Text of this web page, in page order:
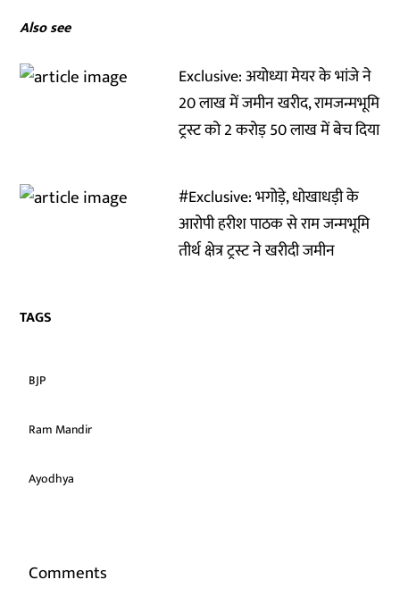
Also see
Exclusive: अयोध्या मेयर के भांजे ने
20 लाख में जमीन खरीद, रामजन्मभूमि
ट्रस्ट को 2 करोड़ 50 लाख में बेच दिया
#Exclusive: भगोड़े, धोखाधड़ी के
आरोपी हरीश पाठक से राम जन्मभूमि
तीर्थ क्षेत्र ट्रस्ट ने खरीदी जमीन
TAGS
BJP
Ram Mandir
Ayodhya
Comments